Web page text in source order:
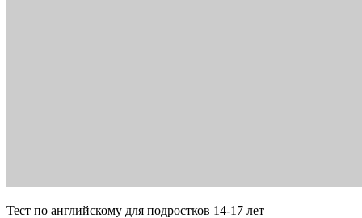
Тест по английскому для подростков 14-17 лет